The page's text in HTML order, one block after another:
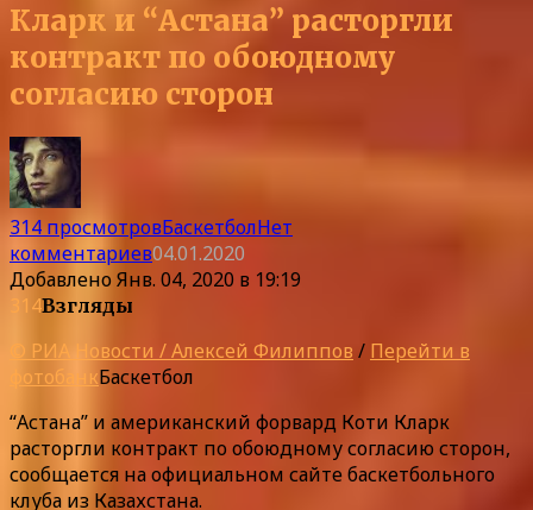
Кларк и “Астана” расторгли
контракт по обоюдному
согласию сторон
314 просмотровБаскетболНет
комментариев04.01.2020
ДобавленоЯнв. 04, 2020 в 19:19
314Взгляды
© РИА Новости / Алексей Филиппов / Перейти в
фотобанкБаскетбол
“Астана” и американский форвард Коти Кларк
расторгли контракт по обоюдному согласию сторон,
сообщается на официальном сайте баскетбольного
клуба из Казахстана.